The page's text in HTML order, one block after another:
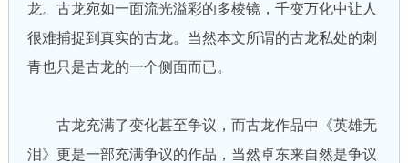
龙。古龙宛如一面流光溢彩的多棱镜，千变万化中让人
很难捕捉到真实的古龙。当然本文所谓的古龙私处的刺
青也只是古龙的一个侧面而已。
古龙充满了变化甚至争议，而古龙作品中《英雄无
泪》更是一部充满争议的作品，当然卓东来自然是争议